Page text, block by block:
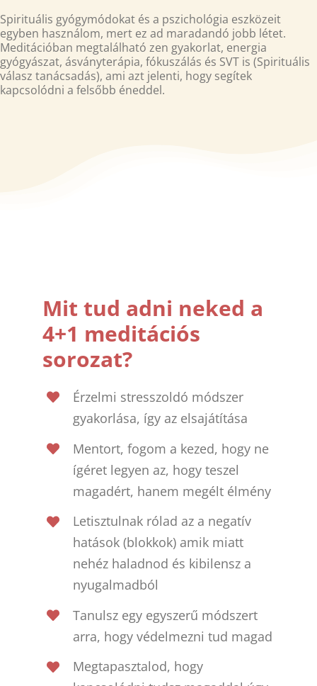
Spirituális gyógymódokat és a pszichológia eszközeit
egyben használom, mert ez ad maradandó jobb létet.
Meditációban megtalálható zen gyakorlat, energia
gyógyászat, ásványterápia, fókuszálás és SVT is (Spirituális
válasz tanácsadás), ami azt jelenti, hogy segítek
kapcsolódni a felsőbb éneddel.
Mit tud adni neked a
4+1 meditációs
sorozat?
Érzelmi stresszoldó módszer
gyakorlása, így az elsajátítása
Mentort, fogom a kezed, hogy ne
ígéret legyen az, hogy teszel
magadért, hanem megélt élmény
Letisztulnak rólad az a negatív
hatások (blokkok) amik miatt
nehéz haladnod és kibilensz a
nyugalmadból
Tanulsz egy egyszerű módszert
arra, hogy védelmezni tud magad
Megtapasztalod, hogy